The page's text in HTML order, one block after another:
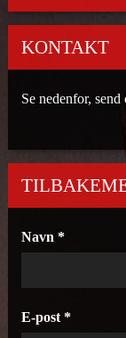
KONTAKT
Se nedenfor,
Navn *
E-post *